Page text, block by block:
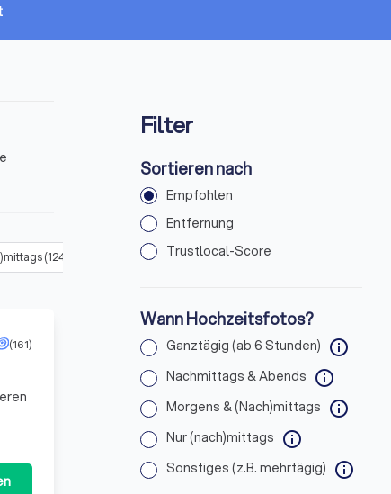
(124 Sonstiges (z.B. mehrtägig)(123)
(161)
Filter
Sortieren nach
Empfohlen
Entfernung
Trustlocal-Score
Wann Hochzeitsfotos?
Ganztägig (ab 6 Stunden) info
Nachmittags & Abends info
Morgens & (Nach)mittags info
Nur (nach)mittags info
Sonstiges (z.B. mehrtägig) info